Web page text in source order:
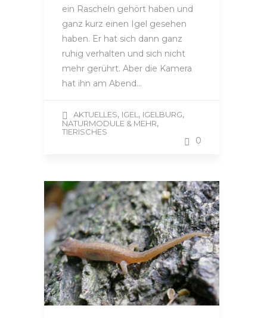
ein Rascheln gehört haben und
ganz kurz einen Igel gesehen
haben. Er hat sich dann ganz
ruhig verhalten und sich nicht
mehr gerührt. Aber die Kamera
hat ihn am Abend…
AKTUELLES, IGEL , IGELBURG,
NATURMODULE & MEHR,
TIERISCHES
0